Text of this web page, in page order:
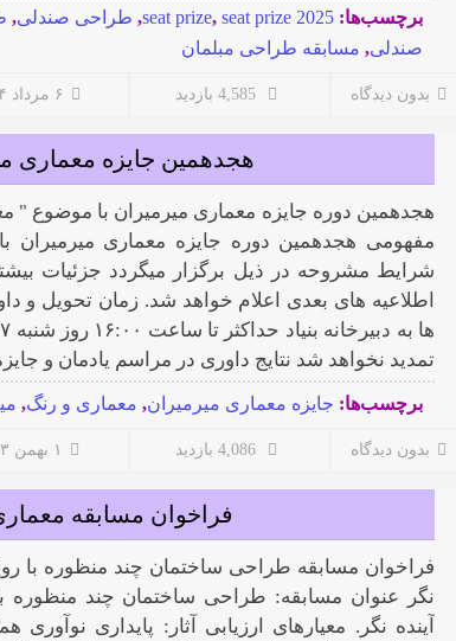
برچسب‌ها: seat prize, seat prize 2025
, طراحی صندلی,
صندلی, مسابقه طراحی مبلمان
بدون دیدگاه 4,585 بازدید ۶ مرداد ۱۴۰۴
هجدهمین جایزه معماری
هجدهمین دوره جایزه معماری میرمیران با موضوع
مفهومی هجدهمین دوره جایزه معماری
شرایط مشروحه در ذیل برگزار میگردد جزئیات
اطلاعیه های بعدی اعلام خواهد شد. زمان تحویل
تمدید نخواهد شد نتایج داوری در مراسم یادمان و
برچسب‌ها: جایزه معماری میرمیران, معماری و رنگ,
بدون دیدگاه 4,086 بازدید ۱ بهمن ۱۴۰۳
ﻓﺮاﺧﻮان ﻣﺴﺎﺑﻘﻪ
ﻓﺮاﺧﻮان ﻣﺴﺎﺑﻘﻪ ﻃﺮاﺣﻰ ﺳﺎﺧﺘﻤﺎن ﭼﻨﺪ ﻣﻨﻈﻮره ﺑﺎ
ﻧﮕﺮ ﻋﻨﻮان ﻣﺴﺎﺑﻘﻪ: ﻃﺮاﺣﻰ ﺳﺎﺧﺘﻤﺎن ﭼﻨﺪ ﻣﻨﻈﻮره
آﯾﻨﺪه ﻧﮕﺮ. ﻣﻌﯿﺎرﻫﺎى ارزﯾﺎﺑﻰ آﺛﺎر: ﭘﺎﯾﺪارى